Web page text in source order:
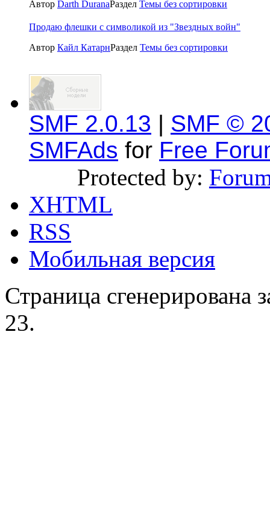
Автор Darth DuranaРаздел Темы без сортировки
Продаю флешки с символикой из "Звездных войн"
Автор Кайл КатарнРаздел Темы без сортировки
SMF 2.0.13 | SMF ©
SMFAds for Free
Protected by:
XHTML
RSS
Мобильная версия
Страница сгенерирована
23.